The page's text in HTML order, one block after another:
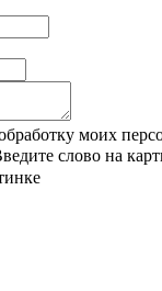
моих
слово на